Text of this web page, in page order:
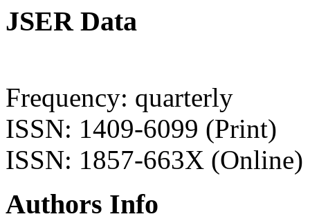
JSER Data
Frequency: quarterly
ISSN: 1409-6099 (Print)
ISSN: 1857-663X (Online)
Authors Info